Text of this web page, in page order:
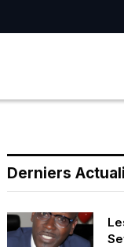
Derniers